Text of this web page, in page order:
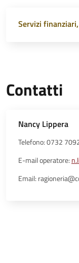
Servizi
Contatti
Nancy Lippera
Telefono: 0732
E-mail operatore:
Email: